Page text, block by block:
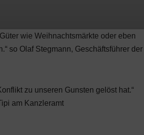
wie Weihnachtsmärkte oder eben
so Olaf Stegmann, Geschäftsführer der
zu unseren Gunsten gelöst hat.“
am Kanzleramt